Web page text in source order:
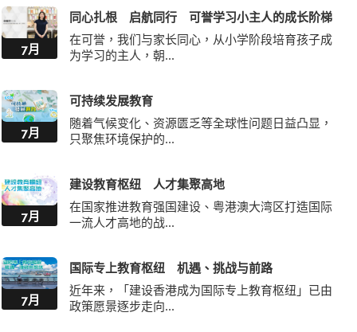
7月
同心扎根 启航同行 可誉学习小主人的成长阶梯
在可誉，我们与家长同心，从小学阶段培育孩子成
为学习的主人，朝...
7月
可持续发展教育
随着气候变化、资源匮乏等全球性问题日益凸显，
只聚焦环境保护的...
7月
建设教育枢纽 人才集聚高地
在国家推进教育强国建设、粤港澳大湾区打造国际
一流人才高地的战...
7月
国际专上教育枢纽 机遇、挑战与前路
近年来，「建设香港成为国际专上教育枢纽」已由
政策愿景逐步走向...